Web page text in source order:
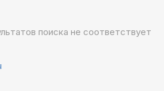
поиска не соответствует